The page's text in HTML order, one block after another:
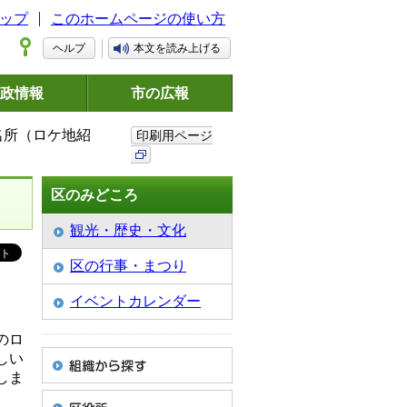
プ このホームページの使い方
ヘルプ 本文を読み上げる
情報 市の広報
（ロケ地紹 印刷用ページ
ロ
い
ま
区のみどころ
観光・歴史・文化
区の行事・まつり
イベントカレンダー